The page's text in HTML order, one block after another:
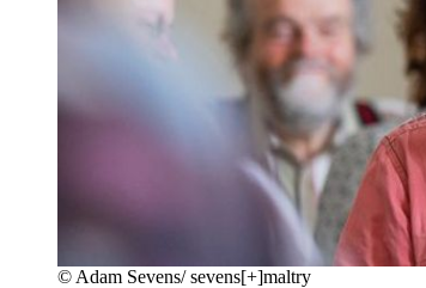
© Adam Sevens/ sevens[+]maltry